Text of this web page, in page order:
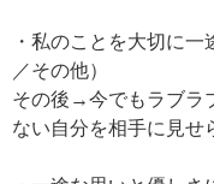
・私のことを大切に
／その他）
その後→今でもラブラ
ない自分を相手に見せ